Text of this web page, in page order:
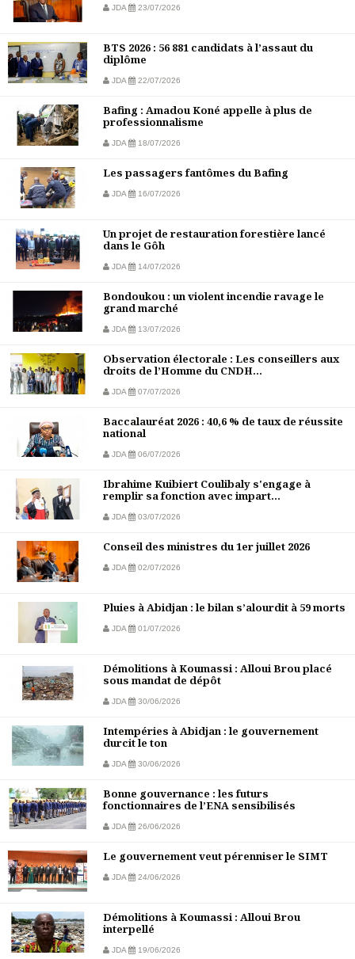
JDA 23/07/2026
BTS 2026 : 56 881 candidats à l’assaut du
diplôme
JDA 22/07/2026
Bafing : Amadou Koné appelle à plus de
professionnalisme
JDA 18/07/2026
Les passagers fantômes du Bafing
JDA 16/07/2026
Un projet de restauration forestière lancé
dans le Gôh
JDA 14/07/2026
Bondoukou : un violent incendie ravage le
grand marché
JDA 13/07/2026
Observation électorale : Les conseillers aux
droits de l’Homme du CNDH...
JDA 07/07/2026
Baccalauréat 2026 : 40,6 % de taux de réussite
national
JDA 06/07/2026
Ibrahime Kuibiert Coulibaly s'engage à
remplir sa fonction avec impart...
JDA 03/07/2026
Conseil des ministres du 1er juillet 2026
JDA 02/07/2026
Pluies à Abidjan : le bilan s’alourdit à 59 morts
JDA 01/07/2026
Démolitions à Koumassi : Alloui Brou placé
sous mandat de dépôt
JDA 30/06/2026
Intempéries à Abidjan : le gouvernement
durcit le ton
JDA 30/06/2026
Bonne gouvernance : les futurs
fonctionnaires de l’ENA sensibilisés
JDA 26/06/2026
Le gouvernement veut pérenniser le SIMT
JDA 24/06/2026
Démolitions à Koumassi : Alloui Brou
interpellé
JDA 19/06/2026